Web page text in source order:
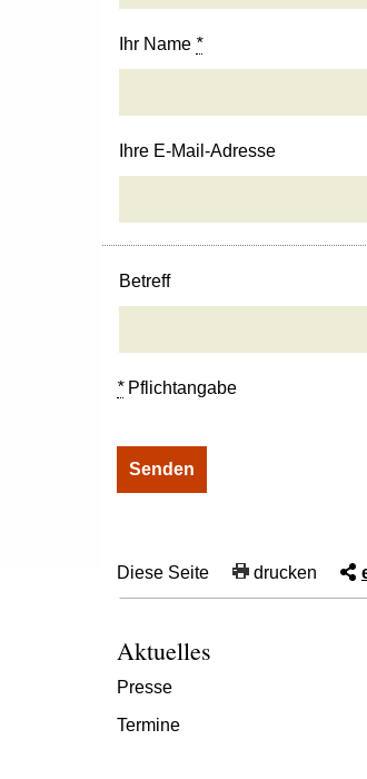
Ihr Name *
Ihre E-Mail-Adresse
Betreff
*Pflichtangabe
Diese Seite drucken
Aktuelles
Presse
Termine